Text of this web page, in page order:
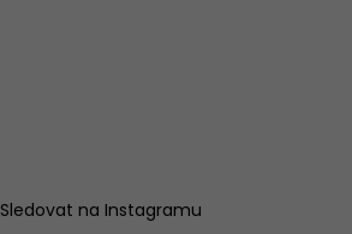
Sledovat na Instagramu